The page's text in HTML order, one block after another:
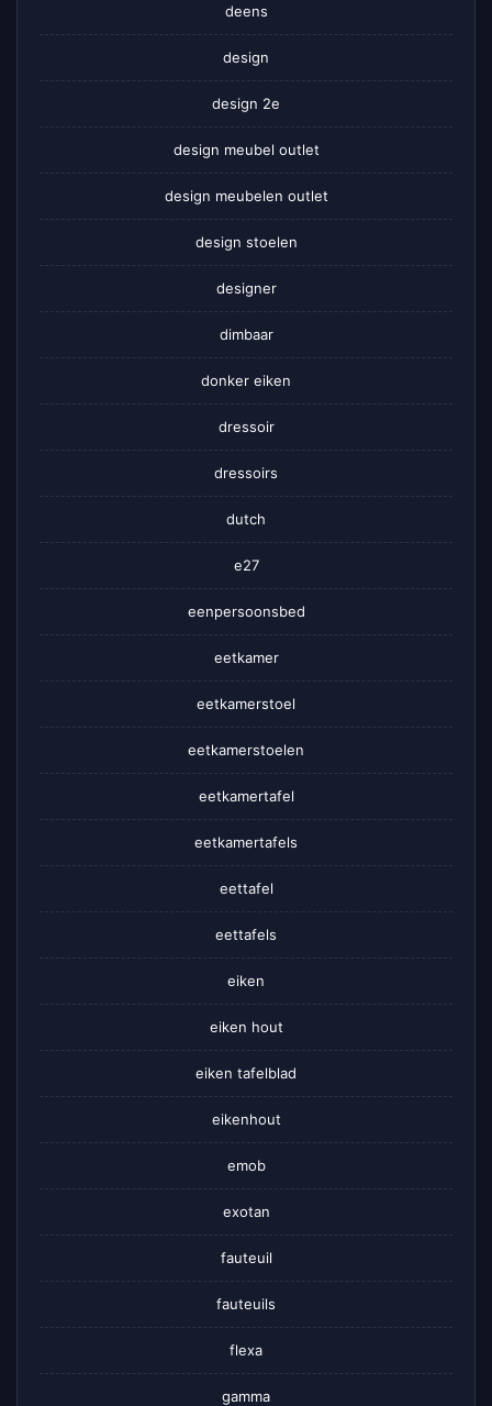
deens
design
design 2e
design meubel outlet
design meubelen outlet
design stoelen
designer
dimbaar
donker eiken
dressoir
dressoirs
dutch
e27
eenpersoonsbed
eetkamer
eetkamerstoel
eetkamerstoelen
eetkamertafel
eetkamertafels
eettafel
eettafels
eiken
eiken hout
eiken tafelblad
eikenhout
emob
exotan
fauteuil
fauteuils
flexa
gamma